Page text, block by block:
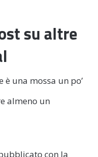
su altre
è una mossa un po’
almeno un
con la